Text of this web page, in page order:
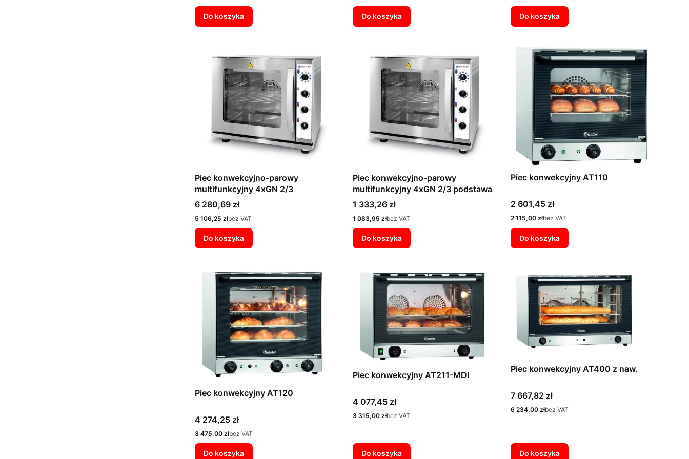
Do koszyka Do koszyka Do koszyka
Piec konwekcyjno-parowy
multifunkcyjny 4xGN 2/3
Cena
6 280,69 zł
Cena
5 106,25 złbez VAT
Do koszyka
Piec konwekcyjno-parowy
multifunkcyjny 4xGN 2/3 podstawa
Cena
1 333,26 zł
Cena
1 083,95 złbez VAT
Do koszyka
Piec konwekcyjny AT110
Cena
2 601,45 zł
Cena
2 115,00 złbez VAT
Do koszyka
Piec konwekcyjny AT120
Cena
4 274,25 zł
Cena
3 475,00 złbez VAT
Do koszyka
Piec konwekcyjny AT211-MDI
Cena
4 077,45 zł
Cena
3 315,00 złbez VAT
Do koszyka
Piec konwekcyjny AT400 z naw.
Cena
7 667,82 zł
Cena
6 234,00 złbez VAT
Do koszyka